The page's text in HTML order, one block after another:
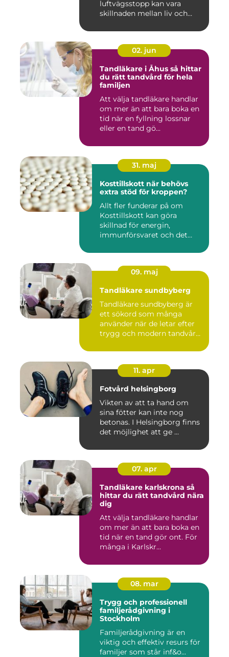
luftvägsstopp kan vara
skillnaden mellan liv och...
02. jun
Tandläkare i Åhus så hittar
du rätt tandvård för hela
familjen
Att välja tandläkare handlar
om mer än att bara boka en
tid när en fyllning lossnar
eller en tand gö...
31. maj
Kosttillskott när behövs
extra stöd för kroppen?
Allt fler funderar på om
Kosttillskott kan göra
skillnad för energin,
immunförsvaret och det
09. maj
Tandläkare sundbyberg
Tandläkare sundbyberg är
ett sökord som många
använder när de letar efter
trygg och modern tandvård
11. apr
Fotvård helsingborg
Vikten av att ta hand om
sina fötter kan inte nog
betonas. I Helsingborg finns
det möjlighet att ge ...
07. apr
Tandläkare karlskrona så
hittar du rätt tandvård nära
dig
Att välja tandläkare handlar
om mer än att bara boka en
tid när en tand gör ont. För
många i Karlskr...
08. mar
Trygg och professionell
familjerådgivning i
Stockholm
Familjerådgivning är en
viktig och effektiv resurs för
familjer som står inf&o...